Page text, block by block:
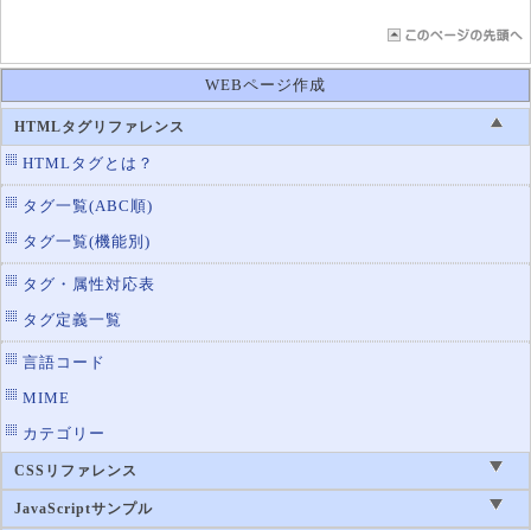
WEBページ作成
HTMLタグリファレンス
HTMLタグとは？
タグ一覧(ABC順)
タグ一覧(機能別)
タグ・属性対応表
タグ定義一覧
言語コード
MIME
カテゴリー
CSSリファレンス
JavaScriptサンプル